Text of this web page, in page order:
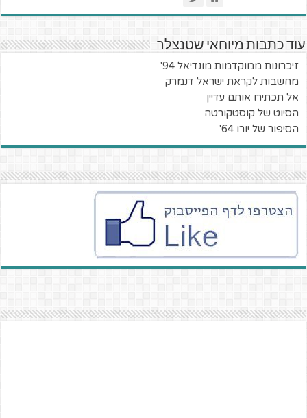
עוד כתבות מיוחאי שטנצלר
זיכרונות ממוקדמות מונדיאל 94'
מחשבות לקראת ישראל דנמרק
אל תכתירו אותם עדיין
הסיוט של קוסטקורטה
הסיפור של יורו 64'